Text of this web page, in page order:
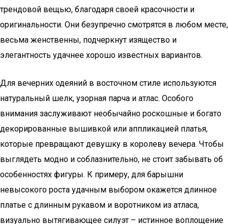
трендовой вещью, благодаря своей красочности и
оригинальности. Они безупречно смотрятся в любом месте,
весьма женственны, подчеркнут изящество и
элегантность удачнее хорошо известных вариантов.
Для вечерних одеяний в восточном стиле используются
натуральный шелк, узорная парча и атлас. Особого
внимания заслуживают необычайно роскошные и богато
декорированные вышивкой или аппликацией платья,
которые превращают девушку в королеву вечера. Чтобы
выглядеть модно и соблазнительно, не стоит забывать об
особенностях фигуры. К примеру, для барышни
невысокого роста удачным выбором окажется длинное
платье с длинным рукавом и воротником из атласа,
визуально вытягивающее силуэт – истинное воплощение